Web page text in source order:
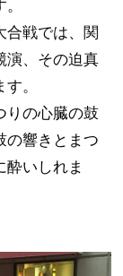
合戦では、関
演、その迫真
。
りの心臓の鼓
の響きとまつ
酔いしれま